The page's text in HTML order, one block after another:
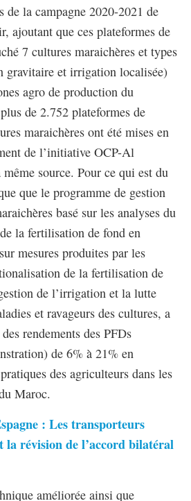
de la campagne 2020-2021 de
ajoutant que ces plateformes de
7 cultures maraichères et types
gravitaire et irrigation localisée)
agro de production du
de 2.752 plateformes de
maraichères ont été mises en
de l’initiative OCP-Al
source. Pour ce qui est du
que le programme de gestion
basé sur les analyses du
la fertilisation de fond en
mesures produites par les
de la fertilisation de
de l’irrigation et la lutte
et ravageurs des cultures, a
rendements des PFDs
de 6% à 21% en
des agriculteurs dans les
Maroc.
: Les transporteurs
la révision de l’accord bilatéral
améliorée ainsi que